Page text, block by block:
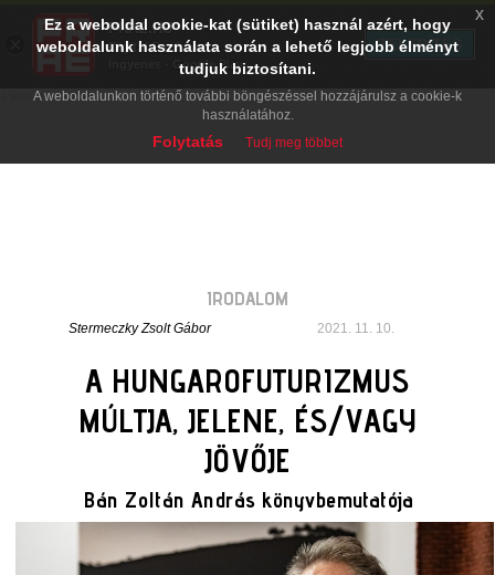
IRODALOM
Stermeczky Zsolt Gábor 2021. 11. 10.
A HUNGAROFUTURIZMUS
MÚLTJA, JELENE, ÉS/VAGY
JÖVŐJE
Bán Zoltán András könyvbemutatója
Ez a weboldal cookie-kat (sütiket) használ azért, hogy
weboldalunk használata során a lehető legjobb élményt
tudjuk biztosítani.
A weboldalunkon történő további böngészéssel hozzájárulsz a cookie-k
használatához.
Folytatás Tudj meg többet
x
PRAE.HU
Digital Evolution
Ingyenes - Google Play
TELEPÍTÉS